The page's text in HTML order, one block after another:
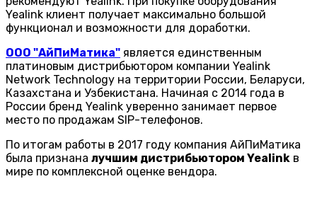
Yealink клиент получает максимально большой
функционал и возможности для доработки.
ООО "АйПиМатика" является единственным
платиновым дистрибьютором компании Yealink
Network Technology на территории России, Беларуси,
Казахстана и Узбекистана. Начиная с 2014 года в
России бренд Yealink уверенно занимает первое
место по продажам SIP-телефонов.
По итогам работы в 2017 году компания АйПиМатика
была признана лучшим дистрибьютором Yealink в
мире по комплексной оценке вендора.